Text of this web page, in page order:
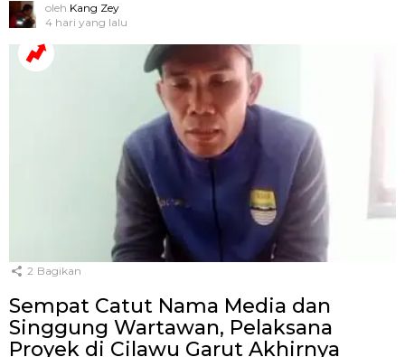
oleh Kang Zey
4 hari yang lalu
2 Bagikan
Sempat Catut Nama Media dan
Singgung Wartawan, Pelaksana
Proyek di Cilawu Garut Akhirnya